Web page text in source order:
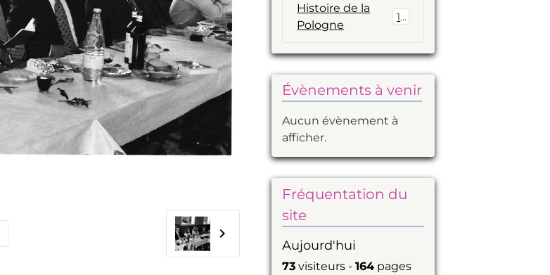
Histoire de la
Pologne
14
Évènements à venir
Aucun évènement à
afficher.
Fréquentation du
site
Aujourd'hui
73 visiteurs -164 pages